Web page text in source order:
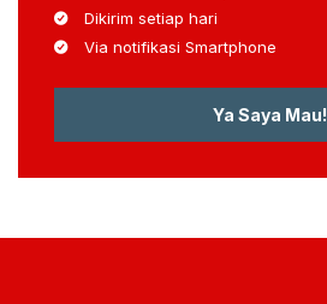
Dikirim setiap hari
Via notifikasi Smartphone
Ya Saya Mau!